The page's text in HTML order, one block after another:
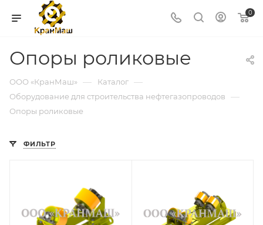
0
Опоры роликовые
ООО «КранМаш» — Каталог —
Оборудование для строительства нефтегазопроводов —
Опоры роликовые
ФИЛЬТР